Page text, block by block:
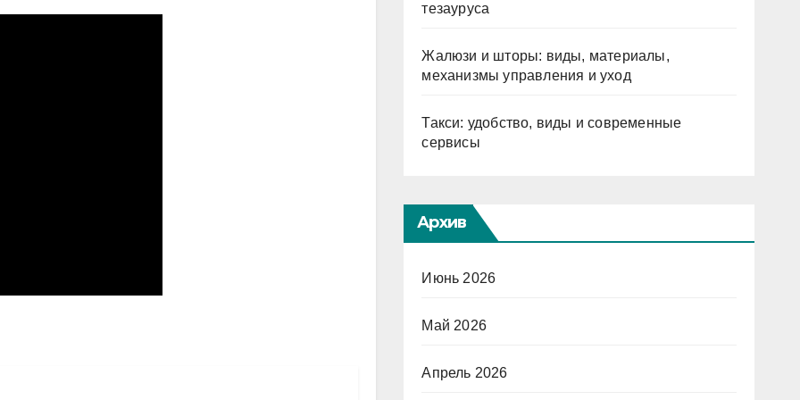
тезауруса
Жалюзи и шторы: виды, материалы,
механизмы управления и уход
Такси: удобство, виды и современные
сервисы
Архив
Июнь 2026
Май 2026
Апрель 2026